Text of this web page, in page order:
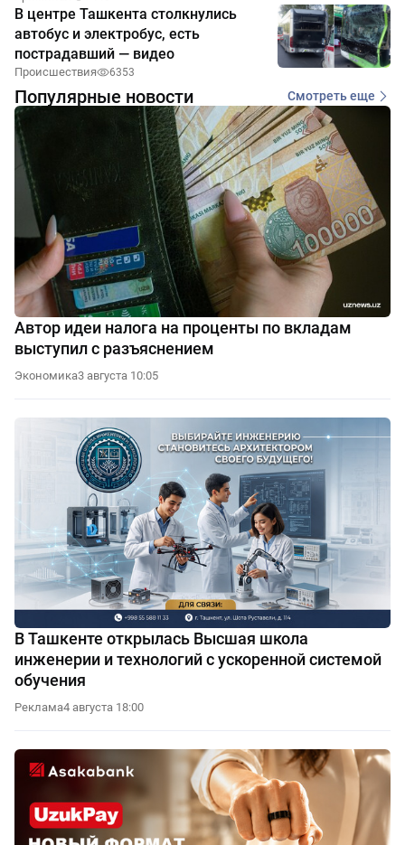
В центре Ташкента столкнулись
автобус и электробус, есть
пострадавший — видео
Происшествия 6353
Популярные новости Смотреть еще
Автор идеи налога на проценты по вкладам
выступил с разъяснением
Экономика3 августа 10:05
В Ташкенте открылась Высшая школа
инженерии и технологий с ускоренной системой
обучения
Реклама4 августа 18:00